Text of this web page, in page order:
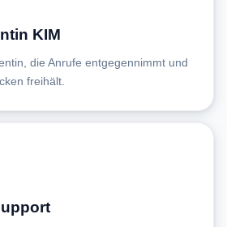
KIM
die Anrufe entgegennimmt und
freihält.